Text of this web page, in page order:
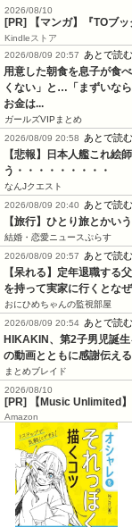
2026/08/10
[PR] 【マンガ】『TOブ
Kindleストア
2026/08/09 20:57
あとで読む
用意した朝食を息子が食
くない」と…「まずいな
お金は...
ガールズVIPまとめ
2026/08/09 20:58
あとで読む
【悲報】日本人艦これ絵
う・・・・・・・・・
なんJクエスト
2026/08/09 20:40
あとで読む
【旅行】ひとり旅とかい
結婚・恋愛ニュースぷらす
2026/08/09 20:57
あとで読む
【呆れる】定年退職する
を持って実家に行くとな
おにひめちゃんの監視部屋
2026/08/09 20:54 あとで読む
HIKAKIN、第2子男児誕
の動画とともに感謝伝える
まとめブレイド
2026/08/10
[PR] 【Music Unlimited】
Amazon